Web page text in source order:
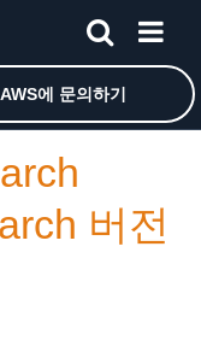
돌아가려면 여기를 클
AWS에 문의하기
버전